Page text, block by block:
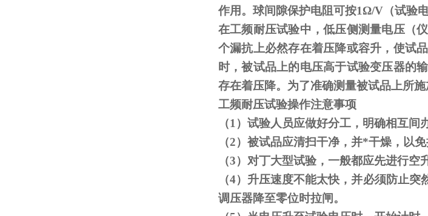
作用。球间隙保护电阻可按1Ω/V（试验
在工频耐压试验中，低压侧测量电压（
个漏抗上必然存在着压降或容升，使试
时，被试品上的电压高于试验变压器的
存在着压降。为了准确测量被试品上所
工频耐压试验操作注意事项
（1 ）试验人员应做好分工，明确相互间
（2）被试品应清扫干净，并*干燥，以
（3）对丁大型试验，一般都应先进行空
（4）升压速度不能太快，并必须防止
调压器降至零位时拉闸。